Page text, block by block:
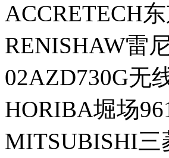
ACCRETECH
RENISHAW雷
02AZD730G无
HORIBA堀场
MITSUBISHI三